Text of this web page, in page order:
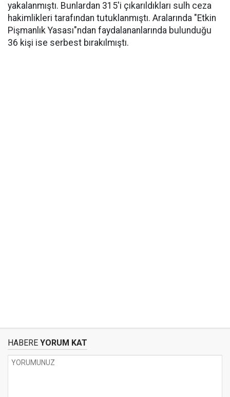
yakalanmıştı. Bunlardan 315'i çıkarıldıkları sulh ceza
hakimlikleri tarafından tutuklanmıştı. Aralarında "Etkin
Pişmanlık Yasası"ndan faydalananlarında bulunduğu
36 kişi ise serbest bırakılmıştı.
HABERE YORUM KAT